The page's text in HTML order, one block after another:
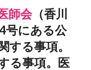
師会（香川
号にある公
する事項。
る事項。医